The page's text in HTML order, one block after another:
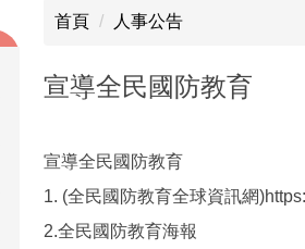
首頁 人事公告
宣導全民國防教育
宣導全民國防教育
1. (全民國防教育全球資訊網
2.全民國防教育海報